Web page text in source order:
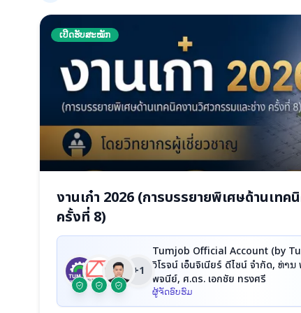
ເປີດຮັບສະໝັກ
งานเก๋า 2026 (การบรรยายพิเศษด้านเทค
ครั้งที่ 8)
+1
Tumjob Official Account (by
วิโรจน์ เอ็นจิเนียร์ ดีไซน์ จำกัด, ທ່າ
พจนีย์, ศ.ดร. เอกชัย ทรงศรี
ຜູ້ຈັດອົບຮົມ